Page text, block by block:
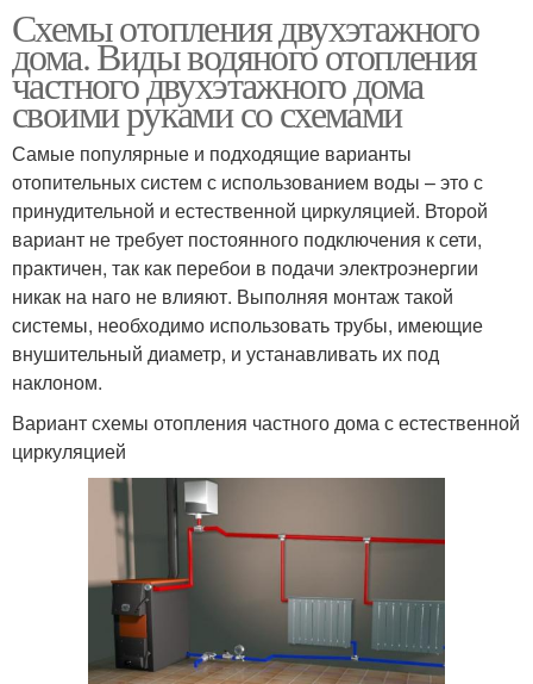
Схемы отопления двухэтажного
дома. Виды водяного отопления
частного двухэтажного дома
своими руками со схемами
Самые популярные и подходящие варианты
отопительных систем с использованием воды – это с
принудительной и естественной циркуляцией. Второй
вариант не требует постоянного подключения к сети,
практичен, так как перебои в подачи электроэнергии
никак на наго не влияют. Выполняя монтаж такой
системы, необходимо использовать трубы, имеющие
внушительный диаметр, и устанавливать их под
наклоном.
Вариант схемы отопления частного дома с естественной
циркуляцией